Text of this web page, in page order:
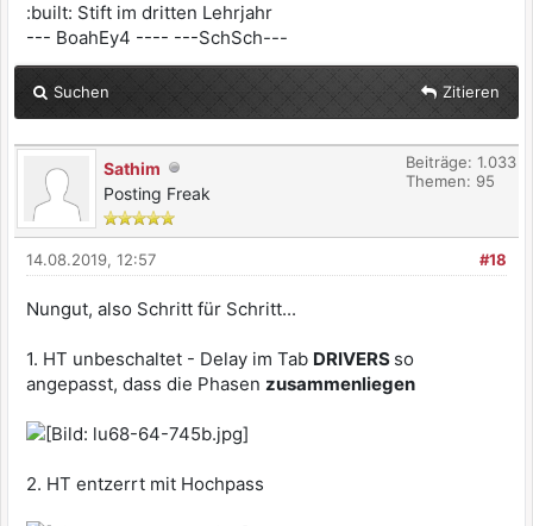
:built: Stift im dritten Lehrjahr
--- BoahEy4 ---- ---SchSch---
Suchen Zitieren
Sathim
Posting Freak
Beiträge: 1.033
Themen: 95
#18
14.08.2019, 12:57
Nungut, also Schritt für Schritt...
1. HT unbeschaltet - Delay im Tab DRIVERS so
angepasst, dass die Phasen zusammenliegen
2. HT entzerrt mit Hochpass